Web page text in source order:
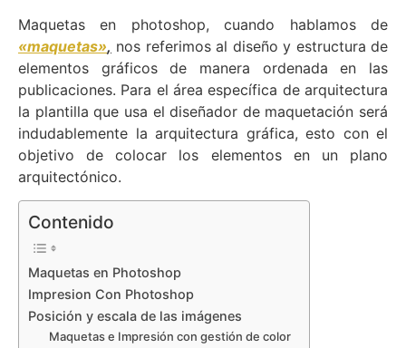
Maquetas en photoshop, cuando hablamos de
«maquetas», nos referimos al diseño y estructura de
elementos gráficos de manera ordenada en las
publicaciones. Para el área específica de arquitectura
la plantilla que usa el diseñador de maquetación será
indudablemente la arquitectura gráfica, esto con el
objetivo de colocar los elementos en un plano
arquitectónico.
Contenido
Maquetas en Photoshop
Impresion Con Photoshop
Posición y escala de las imágenes
Maquetas e Impresión con gestión de color